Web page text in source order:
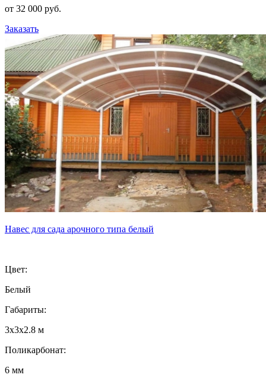
от 32 000 руб.
Заказать
Навес для сада арочного типа белый
Цвет:
Белый
Габариты:
3х3х2.8 м
Поликарбонат:
6 мм